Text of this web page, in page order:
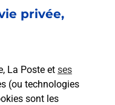
privée,
La Poste et ses
(ou technologies
sont les